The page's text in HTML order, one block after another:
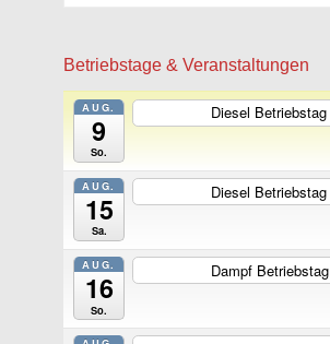
Betriebstage & Veranstaltungen
AUG.
9
So.
Diesel Betriebstag
AUG.
15
Sa.
Diesel Betriebstag
AUG.
16
So.
Dampf Betriebstag